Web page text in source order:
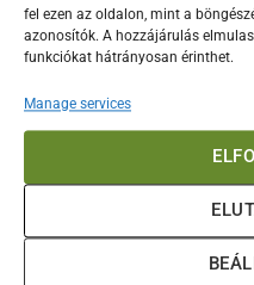
fel ezen az oldalon, mint a
azonosítók. A hozzájárulás
funkciókat hátrányosan érinthet.
Manage services
Klasszikus pizzaszósz recept
A legkiválóbb pizzaszósz Adag: